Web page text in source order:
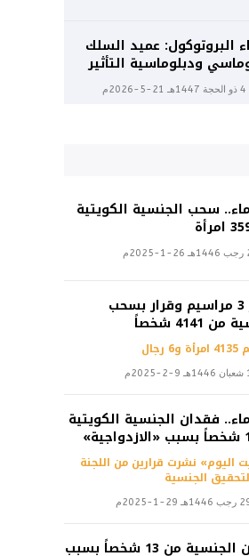
البروتوكول: عميد السلك
ودبلوماسية التأثير
سحب الجنسية الكويتية
صدور 3 مراسيم وقرار بسحب
4141 شخصاً
فقدان الجنسية الكويتية
اليوم» نشرت قرارين من اللجنة
لتحقيق الجنسية
فقدان الجنسية من 13 شخصاً بسبب